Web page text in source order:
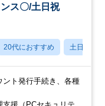
ス〇/土日祝
20代におすすめ 土日祝休み
ント発行手続き、各種